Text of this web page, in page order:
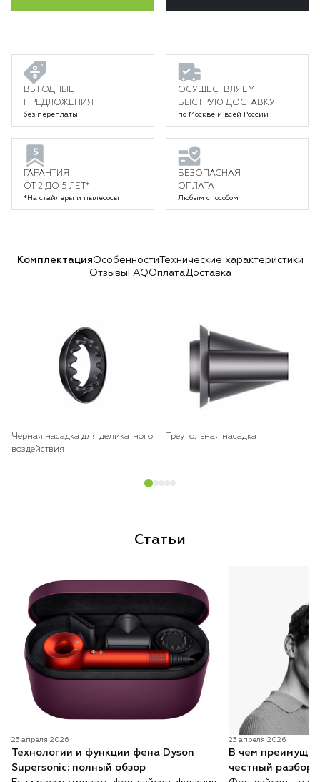
ВЫГОДНЫЕ
ПРЕДЛОЖЕНИЯ
без переплаты
ОСУЩЕСТВЛЯЕМ
БЫСТРУЮ ДОСТАВКУ
по Москве и всей России
ГАРАНТИЯ
ОТ 2 ДО 5 ЛЕТ*
*На стайлеры и пылесосы
БЕЗОПАСНАЯ
ОПЛАТА
Любым способом
КомплектацияОсобенности Технические характеристики
Отзывы FAQОплатаДоставка
Черная насадка для деликатного
воздействия
Треугольная насадка
Статьи
23 апреля 2026
Технологии и функции фена Dyson
Supersonic: полный обзор
23 апреля 2026
В чем
честный разбор